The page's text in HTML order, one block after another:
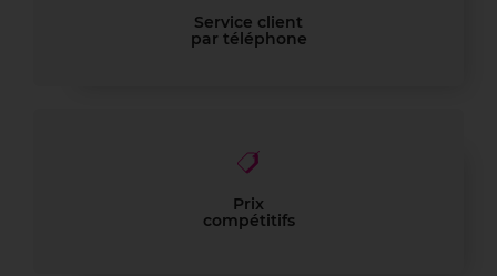
Service client
par téléphone
Prix
compétitifs